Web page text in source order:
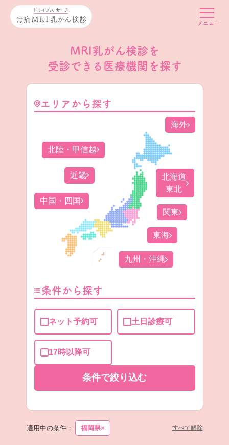
MRI乳がん検診を
受診できる医療機関を探す
エリアから探す
北海道
東北
関東
北陸・甲信越
東海
近畿
中国・四国
九州・沖縄
海外
条件から探す
ネット予約可 土日診療可
17時以降可
条件で絞り込む
適用中の条件： 福岡県× すべて解除